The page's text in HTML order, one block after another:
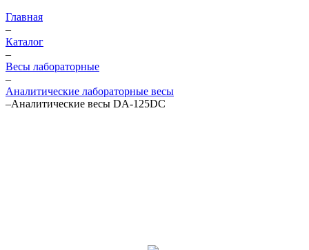
Главная
–
Каталог
–
Весы лабораторные
–
Аналитические лабораторные весы
–Аналитические весы DA-125DC